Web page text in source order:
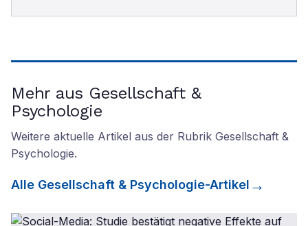
Mehr aus Gesellschaft &
Psychologie
Weitere aktuelle Artikel aus der Rubrik Gesellschaft &
Psychologie.
Alle Gesellschaft & Psychologie-Artikel